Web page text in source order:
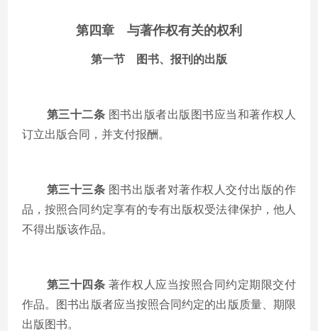
第四章 与著作权有关的权利
第一节 图书、报刊的出版
第三十二条 图书出版者出版图书应当和著作权人
订立出版合同，并支付报酬。
第三十三条 图书出版者对著作权人交付出版的作
品，按照合同约定享有的专有出版权受法律保护，他人
不得出版该作品。
第三十四条 著作权人应当按照合同约定期限交付
作品。图书出版者应当按照合同约定的出版质量、期限
出版图书。